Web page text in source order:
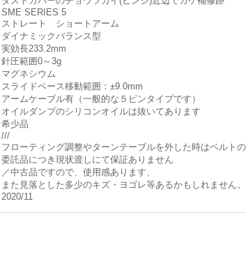
SME SERIES 5
ストレート ショートアーム
ダイナミックバランス型
実効長233.2mm
針圧範囲0～3g
マグネシウム
スライドベース移動範囲：±9.0mm
アームケーブル有（一般的な５ピンタイプです）
オイルダンプのシリコンオイルは抜いてあります
希少品
///
フローティング調整やターンテーブルを外した時はベルト
委託品につき現状渡しにて保証ありません
／中古品ですので、使用感あります、
また見落とした多少のキズ・ヨゴレ等あるかもしれません。
2020/11